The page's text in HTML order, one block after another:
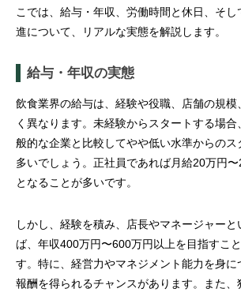
こでは、給与・年収、労働時間と休日、そ
進について、リアルな実態を解説します。
給与・年収の実態
飲食業界の給与は、経験や役職、店舗の規模
く異なります。未経験からスタートする場
般的な企業と比較してやや低い水準からの
多いでしょう。正社員であれば月給20万円
となることが多いです。
しかし、経験を積み、店長やマネージャー
ば、年収400万円〜600万円以上を目指すこ
す。特に、経営力やマネジメント能力を身
報酬を得られるチャンスがあります。また、